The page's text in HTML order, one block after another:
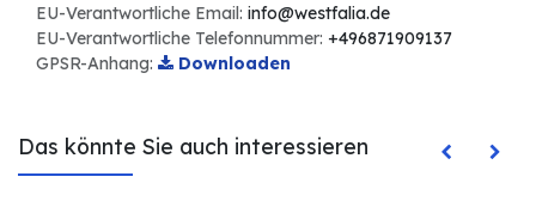
EU-Verantwortliche Email: info@westfalia.de
EU-Verantwortliche Telefonnummer: +496871909137
GPSR-Anhang:
Downloaden
Das könnte Sie auch interessieren